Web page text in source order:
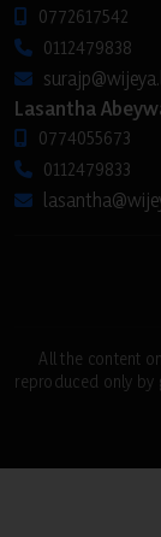
0772617542
0112479838
Lasantha
0774055673
0112479833
All the content
reproduced only by